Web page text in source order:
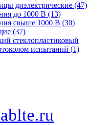
диэлектрические (47)
до 1000 В (13)
свыше 1000 В (30)
(37)
стеклопластиковый
испытаний (1)